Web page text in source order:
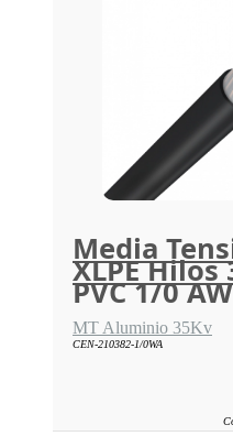
Media
XLPE Hilos
PVC 1/0
MT Aluminio 35Kv
CEN-210382-1/0WA